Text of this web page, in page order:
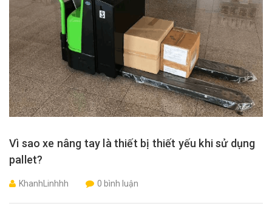
Vì sao xe nâng tay là thiết bị thiết yếu khi sử dụng
pallet?
KhanhLinhhh 0 bình luận